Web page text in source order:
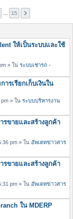
15
ให้เป็นระบบและใช้
» ใน ระบบเช่ารถ -
รเรียกเก็บเงินใน
» ใน ระบบบริหารงาน
รขายและสร้างลูกค้า
pm » ใน อัพเดทข่าวสาร
รขายและสร้างลูกค้า
pm » ใน อัพเดทข่าวสาร
ใน MDERP